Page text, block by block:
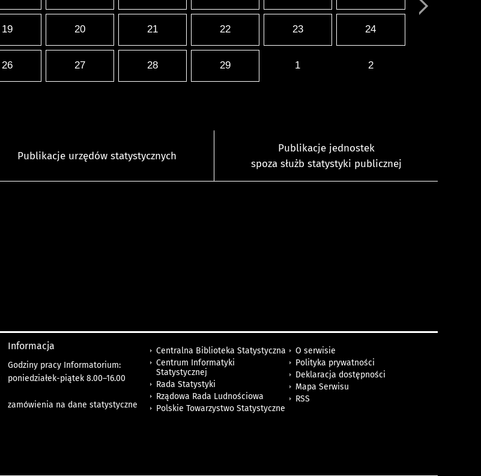
19 20 21 22 23 24
26 27 28 29 1 2
Publikacje urzędów statystycznych
Publikacje jednostek
spoza służb statystyki publicznej
Informacja
Godziny pracy Informatorium:
poniedziałek-piątek 8.00–16.00
zamówienia na dane statystyczne
Centralna Biblioteka Statystyczna
Centrum Informatyki
Statystycznej
Rada Statystyki
Rządowa Rada Ludnościowa
Polskie Towarzystwo Statystyczne
O serwisie
Polityka prywatności
Deklaracja dostępności
Mapa Serwisu
RSS